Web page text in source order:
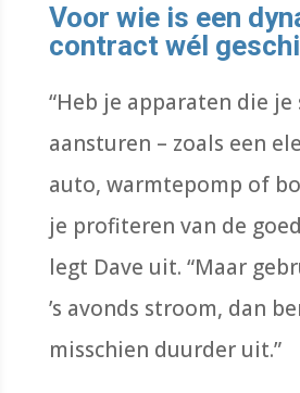
Voor wie is een
contract wél
“Heb je apparaten die
aansturen – zoals een
auto, warmtepomp of
je profiteren van de
legt Dave uit. “Maar
’s avonds stroom, dan
misschien duurder uit.”